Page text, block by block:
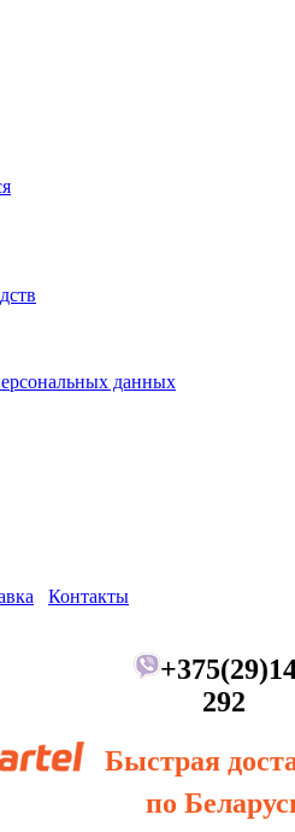
данных
Контакты
292
Быстрая
по